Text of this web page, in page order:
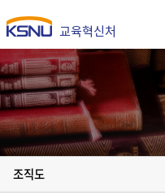
교육혁신처
조직도